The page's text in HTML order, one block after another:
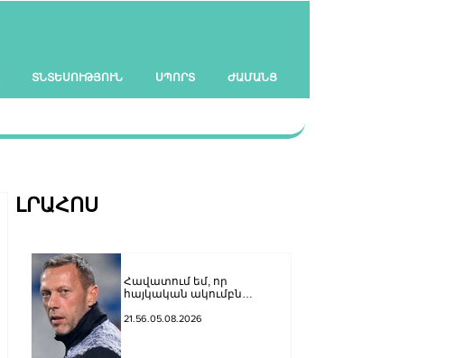
ՏՆՏԵՍՈՒԹՅՈՒՆ ՍՊՈՐՏ ԺԱՄԱՆՑ
ԼՐԱՀՈՍ
Հավատում եմ, որ
հայկական ակումբն
հիմնական փուլում. Ռոման
21.56.05.08.2026